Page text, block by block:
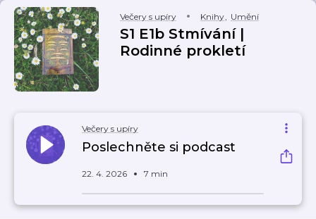
Večery s upíry Knihy, Umění
S1 E1b Stmívání |
Rodinné prokletí
Večery s upíry
Poslechněte si podcast
22. 4. 2026 7 min